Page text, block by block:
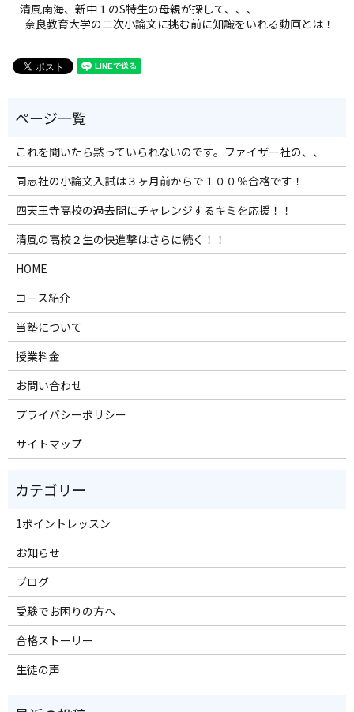
清風南海、新中１のS特生の母親が探して、、、
奈良教育大学の二次小論文に挑む前に知識をいれる動画とは！
これを聞いたら黙っていられないのです。ファイザー社の、、
同志社の小論文入試は３ヶ月前からで１００％合格です！
四天王寺高校の過去問にチャレンジするキミを応援！！
清風の高校２生の快進撃はさらに続く！！
HOME
コース紹介
当塾について
授業料金
お問い合わせ
プライバシーポリシー
サイトマップ
1ポイントレッスン
お知らせ
ブログ
受験でお困りの方へ
合格ストーリー
生徒の声